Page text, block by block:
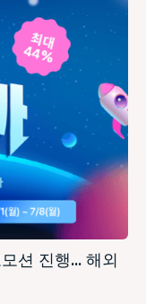
션 진행… 해외